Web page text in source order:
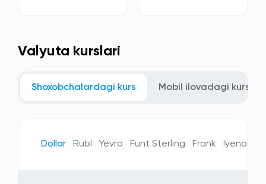
Valyuta kurslari
Shoxobchalardagi kurs Mobil ilovadagi kurs
Dollar Rubl Yevro Funt Sterling Frank Iyena